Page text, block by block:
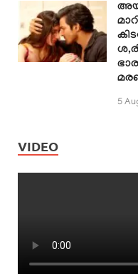
5
VIDEO